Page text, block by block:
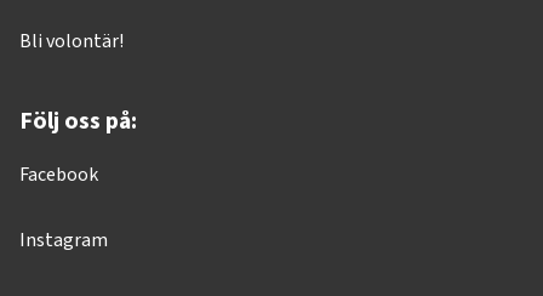
Bli volontär!
Följ oss på:
Facebook
Instagram